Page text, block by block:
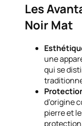
Les
Noir Mat
une
qui se
d’origine
pierre et